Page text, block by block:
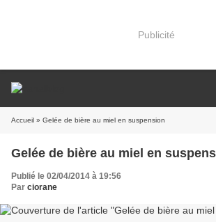
Publicité
Accueil » Gelée de bière au miel en suspension
Gelée de bière au miel en
Publié le 02/04/2014 à 19:56
Par ciorane